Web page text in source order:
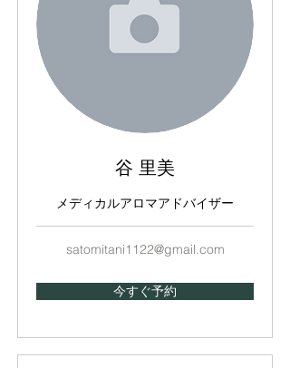
谷 里美
メディカルアロマアドバイザー
satomitani1122@gmail.com
今すぐ予約